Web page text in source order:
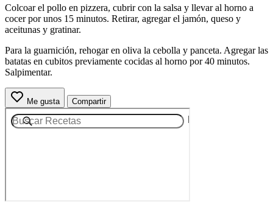
Colcoar el pollo en pizzera, cubrir con la salsa y llevar al horno a
cocer por unos 15 minutos. Retirar, agregar el jamón, queso y
aceitunas y gratinar.
Para la guarnición, rehogar en oliva la cebolla y panceta. Agregar las
batatas en cubitos previamente cocidas al horno por 40 minutos.
Salpimentar.
Me gusta Compartir